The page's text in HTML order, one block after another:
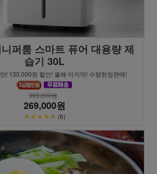
퍼룸 스마트 퓨어 대용량 제
습기 30L
! 130,000원 할인! 올해 마지막! 수량한정판매!
399,000원
269,000원
★★★★★ (6)